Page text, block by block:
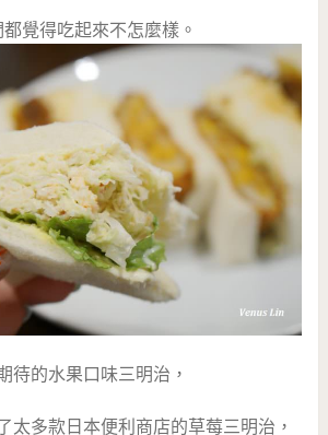
覺得吃起來不怎麼樣。
待的水果口味三明治，
太多款日本便利商店的草莓三明治，